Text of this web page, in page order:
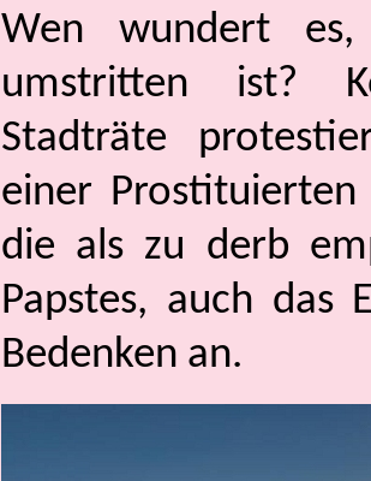
Wen wundert
umstritten ist?
Stadträte
einer
die als zu derb
Papstes, auch das
Bedenken an.